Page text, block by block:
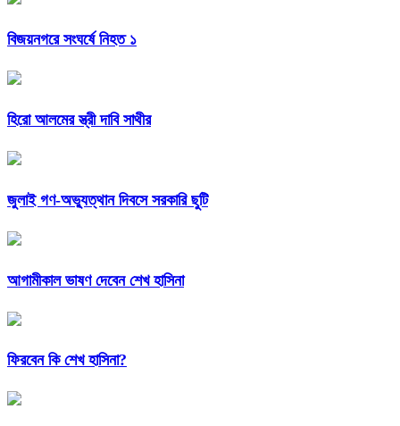
বিজয়নগরে সংঘর্ষে নিহত ১
হিরো আলমের স্ত্রী দাবি সাথীর
জুলাই গণ-অভ্যুত্থান দিবসে সরকারি ছুটি
আগামীকাল ভাষণ দেবেন শেখ হাসিনা
ফিরবেন কি শেখ হাসিনা?